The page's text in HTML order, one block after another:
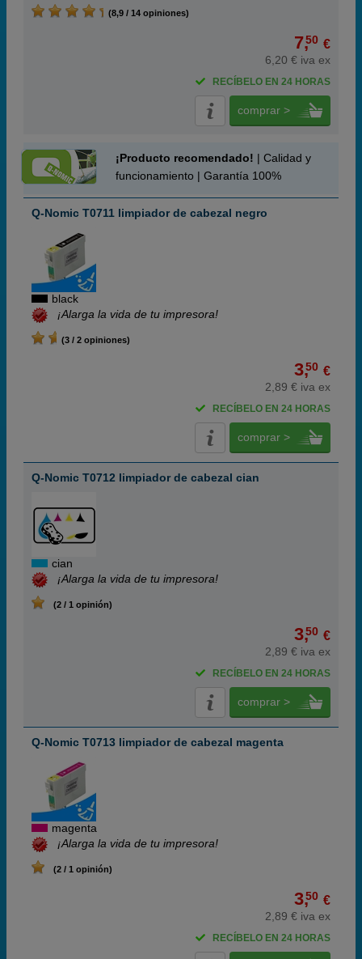
(8,9 / 14 opiniones)
7,50 €
6,20 € iva ex
RECÍBELO EN 24 HORAS
comprar >
¡Producto recomendado! | Calidad y
funcionamiento | Garantía 100%
Q-Nomic T0711 limpiador de cabezal negro
black
¡Alarga la vida de tu impresora!
(3 / 2 opiniones)
3,50 €
2,89 € iva ex
RECÍBELO EN 24 HORAS
comprar >
Q-Nomic T0712 limpiador de cabezal cian
cian
¡Alarga la vida de tu impresora!
(2 / 1 opinión)
3,50 €
2,89 € iva ex
RECÍBELO EN 24 HORAS
comprar >
Q-Nomic T0713 limpiador de cabezal magenta
magenta
¡Alarga la vida de tu impresora!
(2 / 1 opinión)
3,50 €
2,89 € iva ex
RECÍBELO EN 24 HORAS